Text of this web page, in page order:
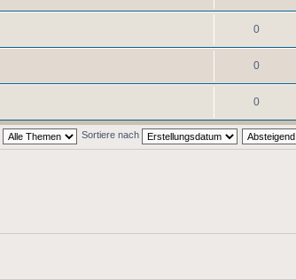
0
0
0
Sortiere nach